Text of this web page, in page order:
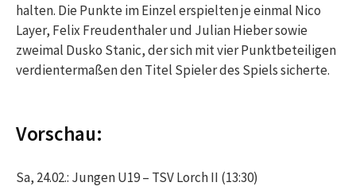
halten. Die Punkte im Einzel erspielten je einmal Nico
Layer, Felix Freudenthaler und Julian Hieber sowie
zweimal Dusko Stanic, der sich mit vier Punktbeteiligen
verdientermaßen den Titel Spieler des Spiels sicherte.
Vorschau:
Sa, 24.02.: Jungen U19 – TSV Lorch II (13:30)